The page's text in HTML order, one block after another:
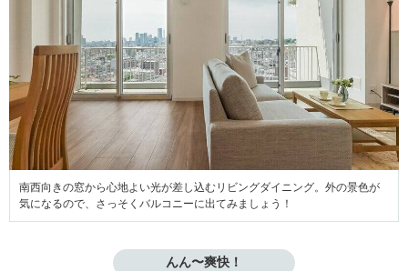
南西向きの窓から心地よい光が差し込むリビングダイニング。外の景色が
気になるので、さっそくバルコニーに出てみましょう！
んん〜爽快！